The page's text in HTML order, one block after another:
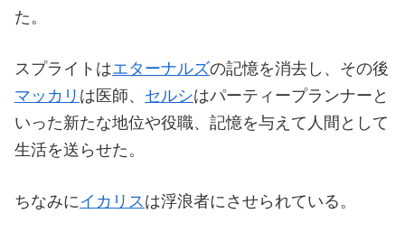
た。
スプライトはエターナルズの記憶を消去し、その後
マッカリ は医師、 セルシはパーティープランナーと
いった新たな地位や役職、記憶を与えて人間として
生活を送らせた。
ちなみに イカリス は浮浪者にさせられている。